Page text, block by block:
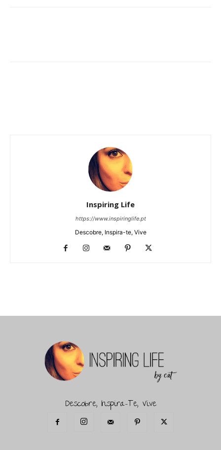
Inspiring Life
https://www.inspiringlife.pt
Descobre, Inspira-te, Vive
Descobre, Inspira-Te, Vive